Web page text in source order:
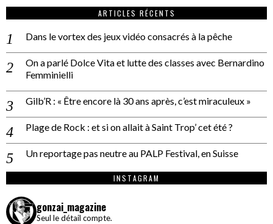
ARTICLES RÉCENTS
Dans le vortex des jeux vidéo consacrés à la pêche
On a parlé Dolce Vita et lutte des classes avec Bernardino
Femminielli
Gilb’R : « Être encore là 30 ans après, c’est miraculeux »
Plage de Rock : et si on allait à Saint Trop’ cet été ?
Un reportage pas neutre au PALP Festival, en Suisse
INSTAGRAM
gonzai_magazine
Seul le détail compte.